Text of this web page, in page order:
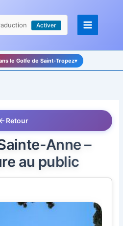
Activer
le Golfe de Saint-Tropez▾
Retour
Anne –
au public